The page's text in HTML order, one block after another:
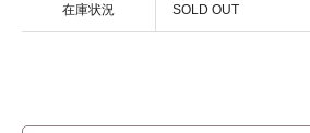
在庫状況 SOLD OUT